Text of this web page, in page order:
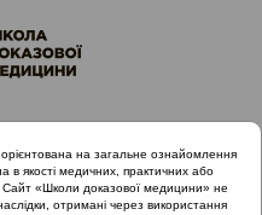
на загальне ознайомлення
якості медичних, практичних або
Сайт «Школи доказової медицини» не
отримані через використання